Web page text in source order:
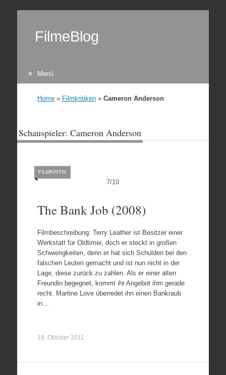
FilmeBlog
Menü
Home» Filmkritiken» Cameron Anderson
Schauspieler: Cameron Anderson
7/10
FILMKRITIK
The Bank Job (2008)
Filmbeschreibung: Terry Leather ist Besitzer einer
Werkstatt für Oldtimer, doch er steckt in großen
Schwierigkeiten, denn er hat sich Schulden bei den
falschen Leuten gemacht und ist nun nicht in der
Lage, diese zurück zu zahlen. Als er einer alten
Freundin begegnet, kommt ihr Angebot ihm gerade
recht. Martine Love überredet ihn einen Bankraub
in…
19. Oktober 2011